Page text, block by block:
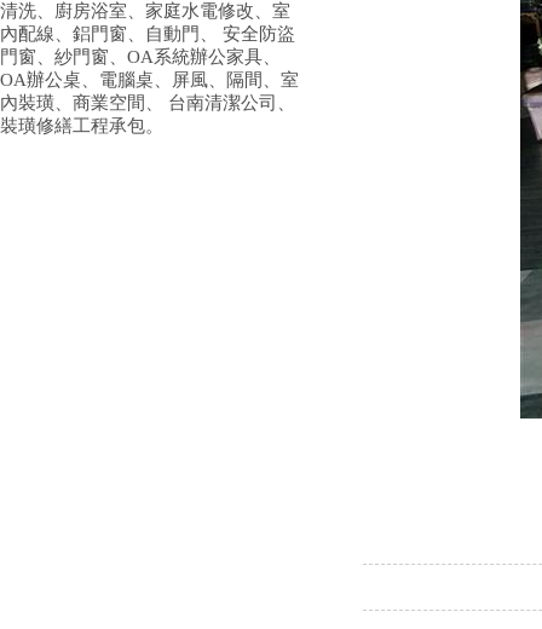
清洗、廚房浴室、家庭水電修改、室
內配線、鋁門窗、自動門、 安全防盜
門窗、紗門窗、OA系統辦公家具、
OA辦公桌、電腦桌、屏風、隔間、室
內裝璜、商業空間、 台南清潔公司、
裝璜修繕工程承包。